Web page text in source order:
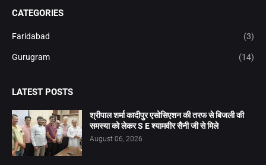
CATEGORIES
Faridabad (3)
Gurugram (14)
LATEST POSTS
श्रीपाल शर्मा कादीपुर एसोसिएशन की तरफ से बिजली की
समस्या को लेकर S E श्यामवीर सैनी जी से मिले
August 06, 2026